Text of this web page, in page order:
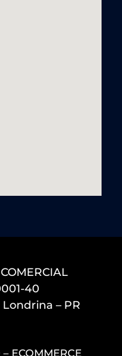
40
Londrina – PR
ECOMMERCE